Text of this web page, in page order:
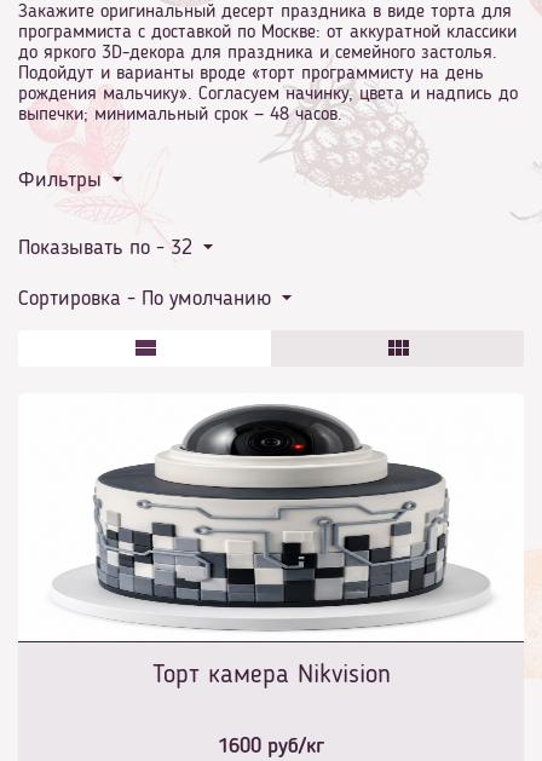
Профессия
Оригинальный десерт праздника в виде торта
для программиста
Закажите оригинальный десерт праздника в виде торта для
программиста с доставкой по Москве: от аккуратной классики
до яркого 3D-декора для праздника и семейного застолья.
Подойдут и варианты вроде «торт программисту на день
рождения мальчику». Согласуем начинку, цвета и надпись до
выпечки; минимальный срок — 48 часов.
Фильтры
Показывать по - 32
Сортировка - По умолчанию
Торт камера Nikvision
1600 руб/кг